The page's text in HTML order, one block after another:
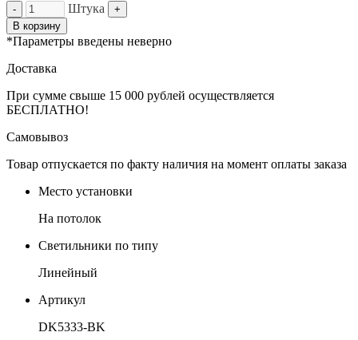
- Штука
+
В корзину
*Параметры введены неверно
Доставка
При сумме свыше 15 000 рублей осуществляется
БЕСПЛАТНО!
Самовывоз
Товар отпускается по факту наличия на момент оплаты заказа
Место установки
На потолок
Светильники по типу
Линейный
Артикул
DK5333-BK